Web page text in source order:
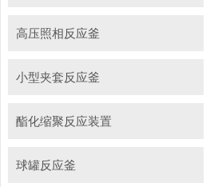
高压照相反应釜
小型夹套反应釜
酯化缩聚反应装置
球罐反应釜